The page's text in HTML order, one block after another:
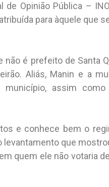
Opinião Pública –
para àquele que se
não é prefeito de Santa
Aliás, Manin e a
assim
e conhece bem o
que
quem ele não votaria